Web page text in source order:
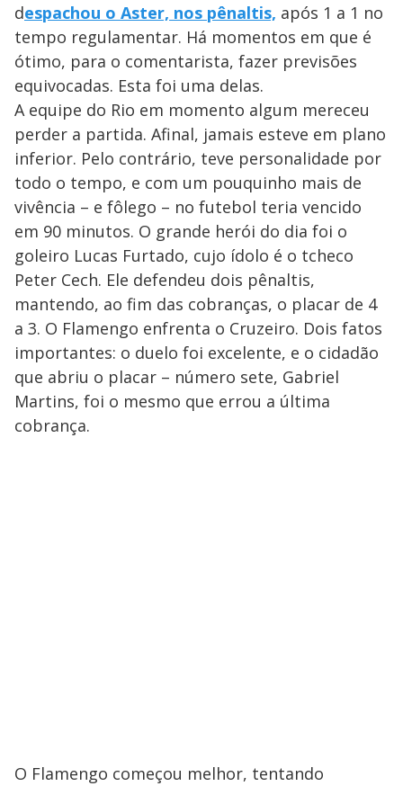
despachou o Aster, nos pênaltis, após 1 a 1 no
tempo regulamentar. Há momentos em que é
ótimo, para o comentarista, fazer previsões
equivocadas. Esta foi uma delas.
A equipe do Rio em momento algum mereceu
perder a partida. Afinal, jamais esteve em plano
inferior. Pelo contrário, teve personalidade por
todo o tempo, e com um pouquinho mais de
vivência – e fôlego – no futebol teria vencido
em 90 minutos. O grande herói do dia foi o
goleiro Lucas Furtado, cujo ídolo é o tcheco
Peter Cech. Ele defendeu dois pênaltis,
mantendo, ao fim das cobranças, o placar de 4
a 3. O Flamengo enfrenta o Cruzeiro. Dois fatos
importantes: o duelo foi excelente, e o cidadão
que abriu o placar – número sete, Gabriel
Martins, foi o mesmo que errou a última
cobrança.
O Flamengo começou melhor, tentando